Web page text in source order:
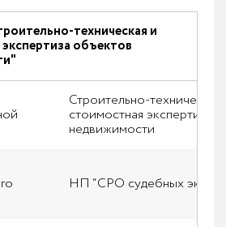
техническая и
объектов
Строительно-техническая
стоимостная экспертиза
недвижимости
НП “СРО судебных